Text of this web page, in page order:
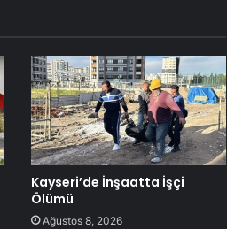
Kayseri’de İnşaatta İşçi
Ölümü
Ağustos 8, 2026